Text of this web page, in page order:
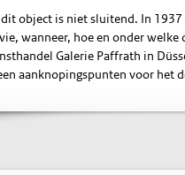
object is niet sluitend. In
wanneer, hoe en onder
Galerie Paffrath in
aanknopingspunten voor het